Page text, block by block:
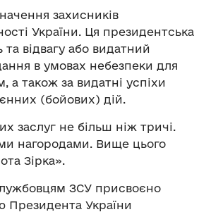
захисників
України. Ця президентська
та відвагу або видатний
в умовах небезпеки для
а також за видатні успіхи
(бойових) дій.
заслуг не більш ніж тричі.
нагородами. Вище цього
Зірка».
ЗСУ присвоєно
Президента України